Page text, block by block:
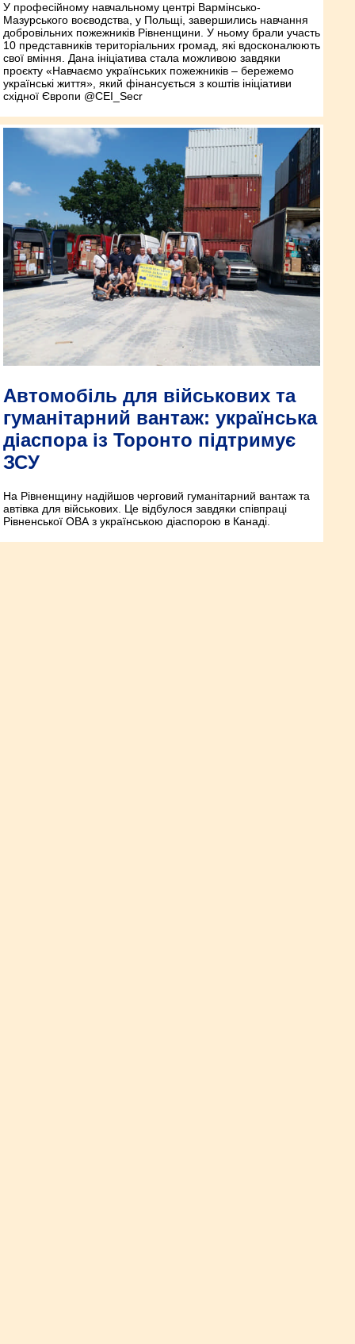
У професійному навчальному центрі Вармінсько-
Мазурського воєводства, у Польщі, завершились навчання
добровільних пожежників Рівненщини. У ньому брали участь
10 представників територіальних громад, які вдосконалюють
свої вміння. Дана ініціатива стала можливою завдяки
проєкту «Навчаємо українських пожежників – бережемо
українські життя», який фінансується з коштів ініціативи
східної Європи @CEI_Secr
Автомобіль для військових та
гуманітарний вантаж: українська
діаспора із Торонто підтримує
ЗСУ
На Рівненщину надійшов черговий гуманітарний вантаж та
автівка для військових. Це відбулося завдяки співпраці
Рівненської ОВА з українською діаспорою в Канаді.